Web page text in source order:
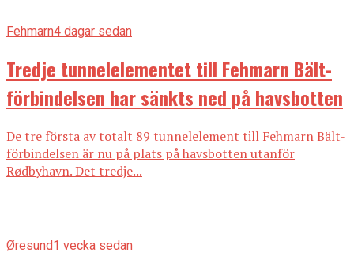
Fehmarn4 dagar sedan
Tredje tunnelelementet till Fehmarn Bält-
förbindelsen har sänkts ned på havsbotten
De tre första av totalt 89 tunnelelement till Fehmarn Bält-
förbindelsen är nu på plats på havsbotten utanför
Rødbyhavn. Det tredje...
Øresund1 vecka sedan